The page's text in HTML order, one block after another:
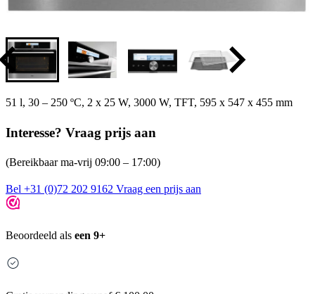
51 l, 30 – 250 ºC, 2 x 25 W, 3000 W, TFT, 595 x 547 x 455 mm
Interesse? Vraag prijs aan
(Bereikbaar ma-vrij 09:00 – 17:00)
Bel +31 (0)72 202 9162 Vraag een prijs aan
Beoordeeld als een 9+